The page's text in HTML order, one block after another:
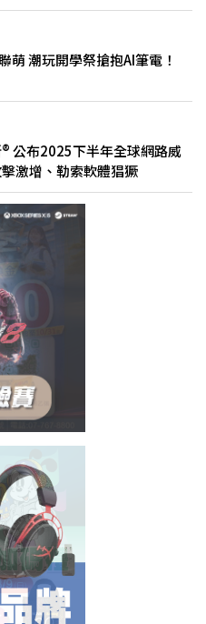
萌 潮玩開學祭搶抱AI筆電！
公布2025下半年全球網路威
勢： AI 攻擊激增、勒索軟體猖獗